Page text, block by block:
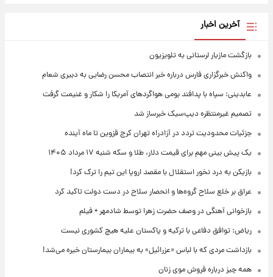
آخرین اخبار
بازگشت مازیار لرستانی به تلویزیون
واکنش خبرگزاری فارس درباره خبر انتصاب محسن رضایی به دبیری شعام
عابدینی: سپاه با پدافند بومی هواگردهای آمریکا را شکار و غنیمت گرفت
تصمیم غیرمنتظره دیپ‌سیک خبرساز شد
جزئیات محدودیت تردد در آزادراه تهران کرج قزوین تا ماه آینده
یک پیش ‌بینی مهم برای قیمت دلار، طلا و سکه شنبه ۱۷ مرداد ۱۴۰۵
بازیکن به درد نخور استقلال با مقصد اروپا این تیم را ترک کرد!
عراق بر خلع سلاح گروه‌ها و انحصار سلاح در دست دولت تاکید کرد
بازخوانی آهنگی در وصف حضرت زهرا توسط شادمهر + فیلم
ریاض: توافق دفاعی با ترکیه و پاکستان علیه هیچ کشوری نیست
بازداشت مردی که با لباس «عزرائیل» به بیماران بیمارستان خیره می‌شد!
همه چیز درباره فروش موی زنان